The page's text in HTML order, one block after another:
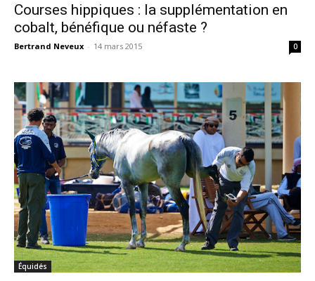
Courses hippiques : la supplémentation en
cobalt, bénéfique ou néfaste ?
Bertrand Neveux - 14 mars 2015 0
Équidés